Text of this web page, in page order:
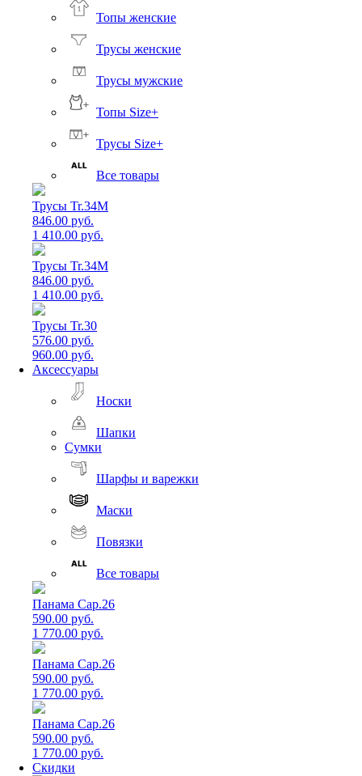
Топы женские
Трусы женские
Трусы мужские
Топы Size+
Трусы Size+
Все товары
Трусы Tr.34M
846.00 руб.
1 410.00 руб.
Трусы Tr.34M
846.00 руб.
1 410.00 руб.
Трусы Tr.30
576.00 руб.
960.00 руб.
Аксессуары
Носки
Шапки
Сумки
Шарфы и варежки
Маски
Повязки
Все товары
Панама Cap.26
590.00 руб.
1 770.00 руб.
Панама Cap.26
590.00 руб.
1 770.00 руб.
Панама Cap.26
590.00 руб.
1 770.00 руб.
Скидки